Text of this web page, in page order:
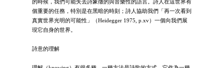
的時候，我們可能失去詩象徵的與音樂性的語言。詩人在這世界有
個重要的任務，特別是在黑暗的時刻；詩人協助我們「再一次看到
真實世界光明的可能性」（Heidegger 1975, p.xv）一個向我們展
現它自身的世界。
詩意的理解